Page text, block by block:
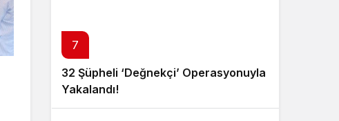
7
32 Şüpheli ‘Değnekçi’ Operasyonuyla
Yakalandı!